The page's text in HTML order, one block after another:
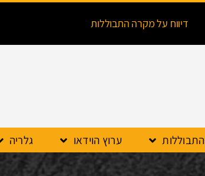
דיווח על מקרה התבוללות
התבוללות ערוץ הוידאו גלריה